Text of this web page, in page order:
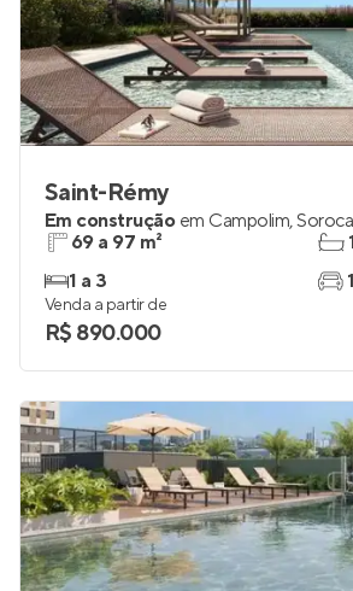
Saint-Rémy
Em construção em Campolim,
69 a 97 m²
1 a 3
Venda a partir de
R$ 890.000